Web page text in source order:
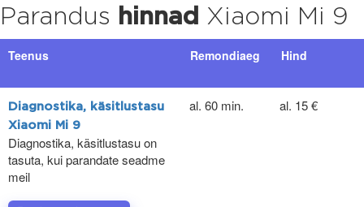
Parandus hinnad Xiaomi Mi 9
Teenus Remondiaeg Hind
Diagnostika, käsitlustasu
Xiaomi Mi 9
Diagnostika, käsitlustasu on
tasuta, kui parandate seadme
meil
al. 60 min. al. 15 €